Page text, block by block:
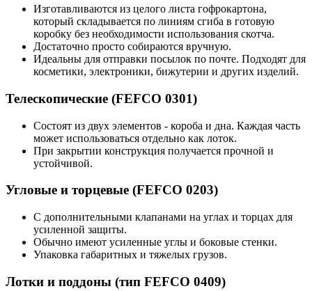
Изготавливаются из целого листа гофрокартона,
который складывается по линиям сгиба в готовую
коробку без необходимости использования скотча.
Достаточно просто собираются вручную.
Идеальны для отправки посылок по почте. Подходят для
косметики, электроники, бижутерии и других изделий.
Телескопические (FEFCO 0301)
Состоят из двух элементов - короба и дна. Каждая часть
может использоваться отдельно как лоток.
При закрытии конструкция получается прочной и
устойчивой.
Угловые и торцевые (FEFCO 0203)
С дополнительными клапанами на углах и торцах для
усиленной защиты.
Обычно имеют усиленные углы и боковые стенки.
Упаковка габаритных и тяжелых грузов.
Лотки и поддоны (тип FEFCO 0409)